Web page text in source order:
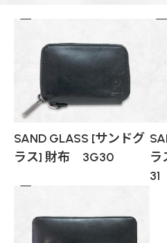
SAND GLASS [サンドグ
ラス] 財布 3G30
ラ
31